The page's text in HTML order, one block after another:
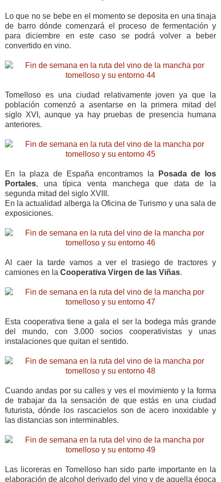
Lo que no se bebe en el momento se deposita en una tinaja
de barro dónde comenzará el proceso de fermentación y
para diciembre en este caso se podrá volver a beber
convertido en vino.
Tomelloso es una ciudad relativamente joven ya que la
población comenzó a asentarse en la primera mitad del
siglo XVI, aunque ya hay pruebas de presencia humana
anteriores.
En la plaza de España encontramos la
Posada de los
Portales, una típica venta manchega que data de la
segunda mitad del siglo XVIII.
En la actualidad alberga la Oficina de Turismo y una sala de
exposiciones.
Al caer la tarde vamos a ver el trasiego de tractores y
camiones en la Cooperativa Virgen de las Viñas.
Esta cooperativa tiene a gala el ser la bodega más grande
del mundo, con 3.000 socios cooperativistas y unas
instalaciones que quitan el sentido.
Cuando andas por su calles y ves el movimiento y la forma
de trabajar da la sensación de que estás en una ciudad
futurista, dónde los rascacielos son de acero inoxidable y
las distancias son interminables.
Las licoreras en Tomelloso han sido parte importante en la
elaboración de alcohol derivado del vino y de aquella época